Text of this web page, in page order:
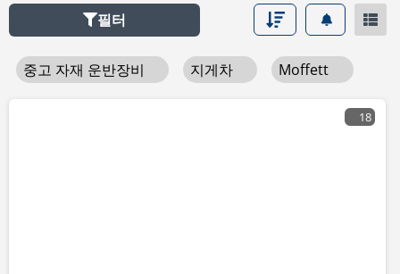
필터
중고 자재 운반장비 지게차 Moffett
18